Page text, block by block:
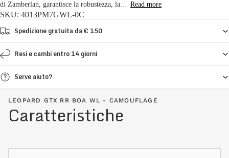
di Zamberlan, garantisce la robustezza, la... Read more
SKU: 4013PM7GWL-0C
Spedizione gratuita da € 150
Resi e cambi entro 14 giorni
Serve aiuto?
LEOPARD GTX RR BOA WL - CAMOUFLAGE
Caratteristiche